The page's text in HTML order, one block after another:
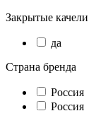
Закрытые качели
да
Страна бренда
Россия
Россия